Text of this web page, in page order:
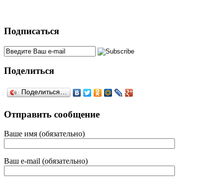
Подписаться
Поделиться
Поделиться…
Отправить сообщение
Ваше имя (обязательно)
Ваш e-mail (обязательно)